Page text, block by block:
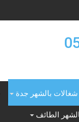
شغالات بالشهر جدة
الطائف